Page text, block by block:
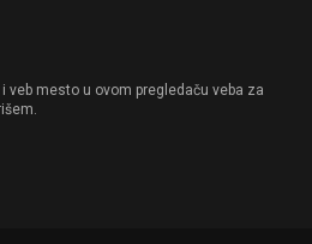
veb mesto u ovom pregledaču veba za